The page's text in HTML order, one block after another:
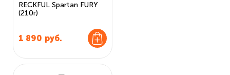
RECKFUL Spartan FURY
(210г)
1 890 руб.